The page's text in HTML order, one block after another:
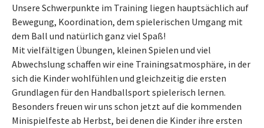
Unsere Schwerpunkte im Training liegen hauptsächlich auf
Bewegung, Koordination, dem spielerischen Umgang mit
dem Ball und natürlich ganz viel Spaß!
Mit vielfältigen Übungen, kleinen Spielen und viel
Abwechslung schaffen wir eine Trainingsatmosphäre, in der
sich die Kinder wohlfühlen und gleichzeitig die ersten
Grundlagen für den Handballsport spielerisch lernen.
Besonders freuen wir uns schon jetzt auf die kommenden
Minispielfeste ab Herbst, bei denen die Kinder ihre ersten